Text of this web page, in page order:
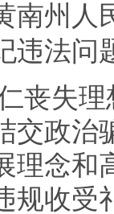
南州人
违法问
失理
交政治
理念和
规收受